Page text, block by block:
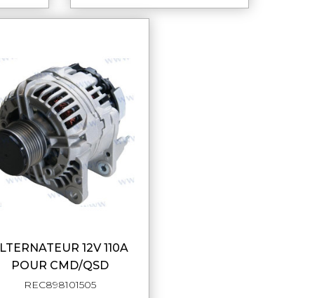
APERÇU RAPIDE
POUR CMD/QSD
REC898101505